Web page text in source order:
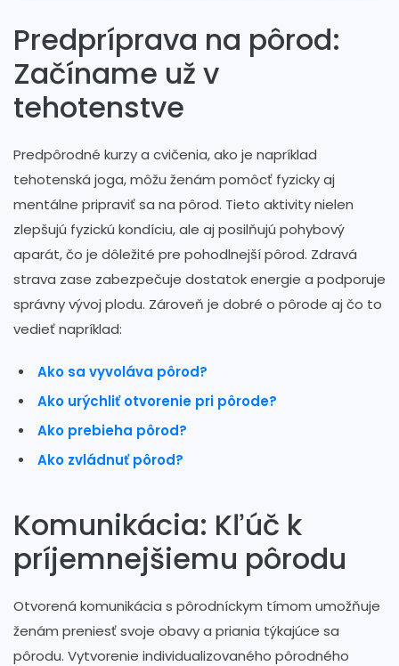
Predpríprava na pôrod:
Začíname už v
tehotenstve
Predpôrodné kurzy a cvičenia, ako je napríklad
tehotenská joga, môžu ženám pomôcť fyzicky aj
mentálne pripraviť sa na pôrod. Tieto aktivity nielen
zlepšujú fyzickú kondíciu, ale aj posilňujú pohybový
aparát, čo je dôležité pre pohodlnejší pôrod. Zdravá
strava zase zabezpečuje dostatok energie a podporuje
správny vývoj plodu. Zároveň je dobré o pôrode aj čo to
vedieť napríklad:
Ako sa vyvoláva pôrod?
Ako urýchliť otvorenie pri pôrode?
Ako prebieha pôrod?
Ako zvládnuť pôrod?
Komunikácia: Kľúč k
príjemnejšiemu pôrodu
Otvorená komunikácia s pôrodníckym tímom umožňuje
ženám preniesť svoje obavy a priania týkajúce sa
pôrodu. Vytvorenie individualizovaného pôrodného